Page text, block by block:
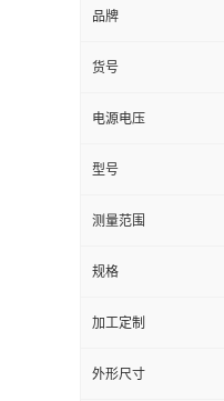
品牌
货号
电源电压
型号
测量范围
规格
加工定制
外形尺寸